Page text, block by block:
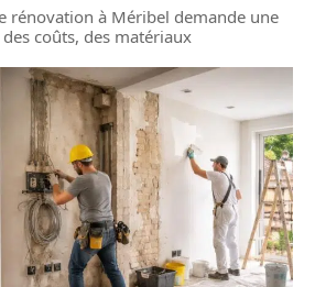
rénovation à Méribel demande une
coûts, des matériaux